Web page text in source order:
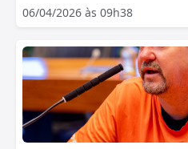
06/04/2026 às 09h38